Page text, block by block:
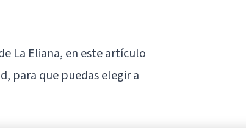
La Eliana, en este artículo
para que puedas elegir a